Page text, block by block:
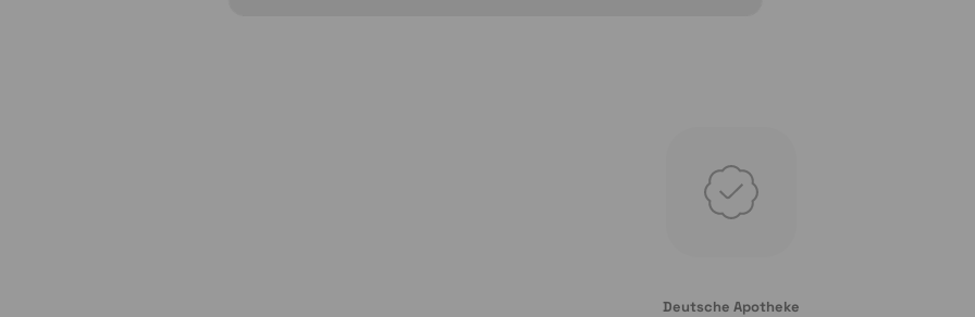
Deutsche Apotheke